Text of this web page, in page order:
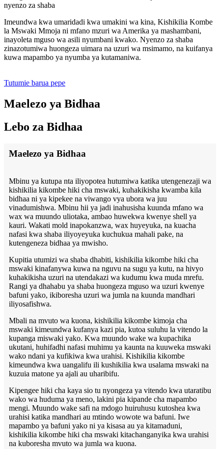
nyenzo za shaba
Imeundwa kwa umaridadi kwa umakini wa kina, Kishikilia Kombe
la Mswaki Mmoja ni mfano mzuri wa Amerika ya mashambani,
inayoleta mguso wa asili nyumbani kwako. Nyenzo za shaba
zinazotumiwa huongeza uimara na uzuri wa msimamo, na kuifanya
kuwa mapambo ya nyumba ya kutamaniwa.
Tutumie barua pepe
Maelezo ya Bidhaa
Lebo za Bidhaa
Maelezo ya Bidhaa
Mbinu ya kutupa nta iliyopotea hutumiwa katika utengenezaji wa
kishikilia kikombe hiki cha mswaki, kuhakikisha kwamba kila
bidhaa ni ya kipekee na viwango vya ubora wa juu
vinadumishwa. Mbinu hii ya jadi inahusisha kuunda mfano wa
wax wa muundo uliotaka, ambao huwekwa kwenye shell ya
kauri. Wakati mold inapokanzwa, wax huyeyuka, na kuacha
nafasi kwa shaba iliyoyeyuka kuchukua mahali pake, na
kutengeneza bidhaa ya mwisho.
Kupitia utumizi wa shaba dhabiti, kishikilia kikombe hiki cha
mswaki kinafanywa kuwa na nguvu na sugu ya kutu, na hivyo
kuhakikisha uzuri na utendakazi wa kudumu kwa muda mrefu.
Rangi ya dhahabu ya shaba huongeza mguso wa uzuri kwenye
bafuni yako, ikiboresha uzuri wa jumla na kuunda mandhari
iliyosafishwa.
Mbali na mvuto wa kuona, kishikilia kikombe kimoja cha
mswaki kimeundwa kufanya kazi pia, kutoa suluhu la vitendo la
kupanga miswaki yako. Kwa muundo wake wa kupachika
ukutani, huhifadhi nafasi muhimu ya kaunta na kuuweka mswaki
wako ndani ya kufikiwa kwa urahisi. Kishikilia kikombe
kimeundwa kwa uangalifu ili kushikilia kwa usalama mswaki na
kuzuia matone ya ajali au uharibifu.
Kipengee hiki cha kaya sio tu nyongeza ya vitendo kwa utaratibu
wako wa huduma ya meno, lakini pia kipande cha mapambo
mengi. Muundo wake safi na mdogo huiruhusu kutoshea kwa
urahisi katika mandhari au mtindo wowote wa bafuni. Iwe
mapambo ya bafuni yako ni ya kisasa au ya kitamaduni,
kishikilia kikombe hiki cha mswaki kitachanganyika kwa urahisi
na kuboresha mvuto wa jumla wa kuona.